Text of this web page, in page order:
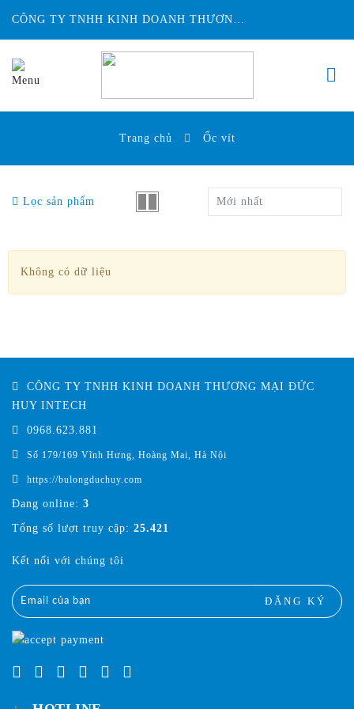
CÔNG TY TNHH KINH DOANH THƯƠNG MẠI ĐỨC HUY INTECH
Trang chủ Ốc vít
Lọc sản phẩm Mới nhất
Không có dữ liệu
CÔNG TY TNHH KINH DOANH THƯƠNG MẠI ĐỨC
HUY INTECH
0968.623.881
Số 179/169 Vĩnh Hưng, Hoàng Mai, Hà Nội
https://bulongduchuy.com
Đang online: 3
Tổng số lượt truy cập: 25.421
Kết nối với chúng tôi
ĐĂNG KÝ